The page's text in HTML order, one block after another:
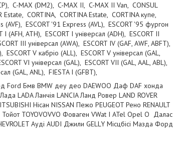
C-MAX (DM2), C-MAX II, C-MAX II Van, CONSUL
CORTINA, CORTINA Estate, CORTINA купе,
(AVF), ESCORT '91 Express (AVL), ESCORT '95 фургон
(AFH, ATH), ESCORT I універсал (ADH), ESCORT II
III універсал (AWA), ESCORT IV (GAF, AWF, ABFT),
ESCORT V кабріо (ALL), ESCORT V універсал (GAL,
VI універсал (GAL), ESCORT VII (GAL, AAL, ABL),
(GAL, ANL), FIESTA I (GFBT),
Ford Бмв BMW деу део DAEWOO Даф DAF хонда
LADA Ланчія LANCIA Ланд Ровер LAND ROVER
Нісан NISSAN Пежо PEUGEOT Рено RENAULT
Тойот TOYOVOVVO Фоваген VWat I ATel Opel O Далас
Ауді AUDI Джили GELLY Місцбісі Мазда Форд